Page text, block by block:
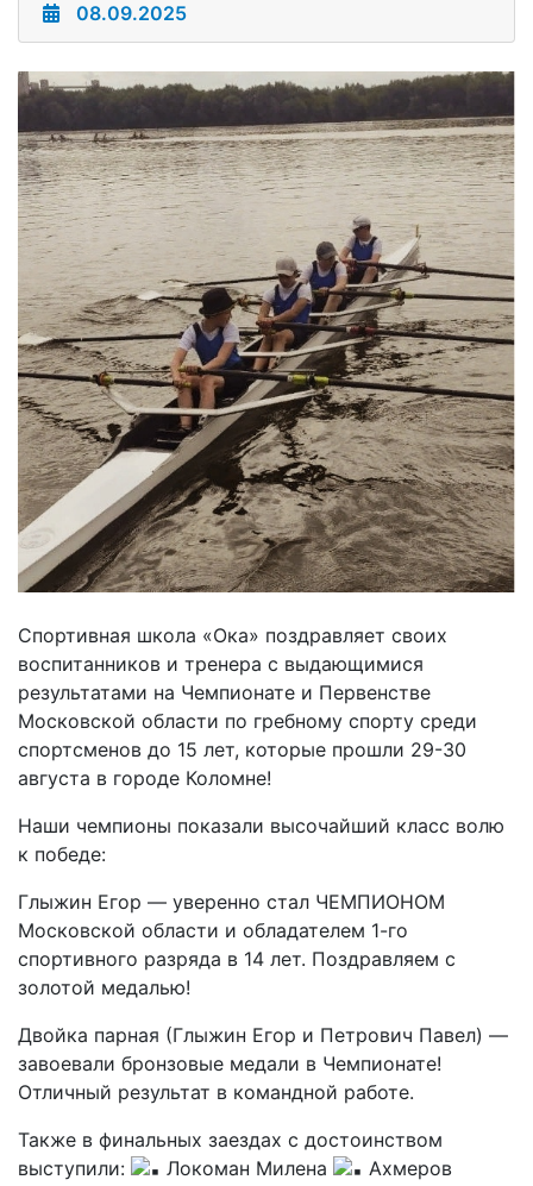
08.09.2025
Спортивная школа «Ока» поздравляет своих
воспитанников и тренера с выдающимися
результатами на Чемпионате и Первенстве
Московской области по гребному спорту среди
спортсменов до 15 лет, которые прошли 29-30
августа в городе Коломне!
Наши чемпионы показали высочайший класс волю
к победе:
Глыжин Егор — уверенно стал ЧЕМПИОНОМ
Московской области и обладателем 1-го
спортивного разряда в 14 лет. Поздравляем с
золотой медалью!
Двойка парная (Глыжин Егор и Петрович Павел) —
завоевали бронзовые медали в Чемпионате!
Отличный результат в командной работе.
Также в финальных заездах с достоинством
выступили:
Локоман Милена
Ахмеров